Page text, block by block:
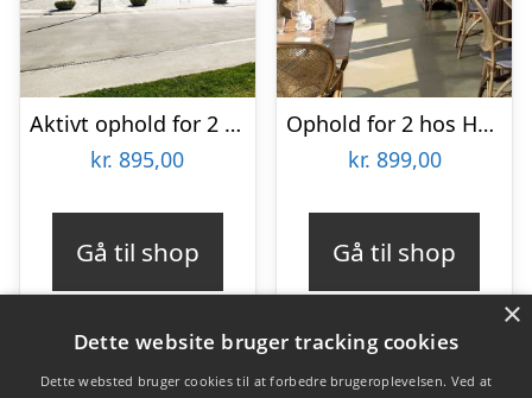
Aktivt ophold for 2 hos DGI Huset Herning
kr. 895,00
Gå til shop
Ophold for 2 hos Hotel Norden
kr. 899,00
Gå til shop
Dette website bruger tracking cookies
Dette websted bruger cookies til at forbedre brugeroplevelsen. Ved at
×